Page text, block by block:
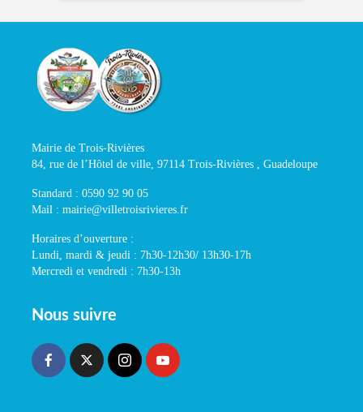
Mairie de Trois-Rivières
84, rue de l’Hôtel de ville, 97114 Trois-Rivières , Guadeloupe
Standard : 0590 92 90 05
Mail : mairie@villetroisrivieres.fr
Horaires d’ouverture :
Lundi, mardi & jeudi : 7h30-12h30/ 13h30-17h
Mercredi et vendredi : 7h30-13h
Nous suivre